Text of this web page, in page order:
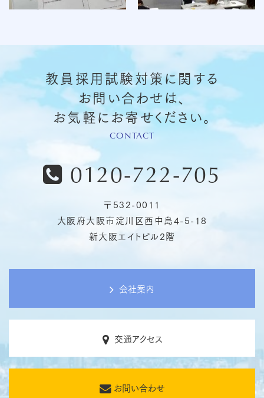
教員採用試験対策に関する
お問い合わせは、
お気軽にお寄せください。
CONTACT
 0120-722-705
〒532-0011
大阪府大阪市淀川区西中島4-5-18
新大阪エイトビル2階
会社案内
交通アクセス
お問い合わせ